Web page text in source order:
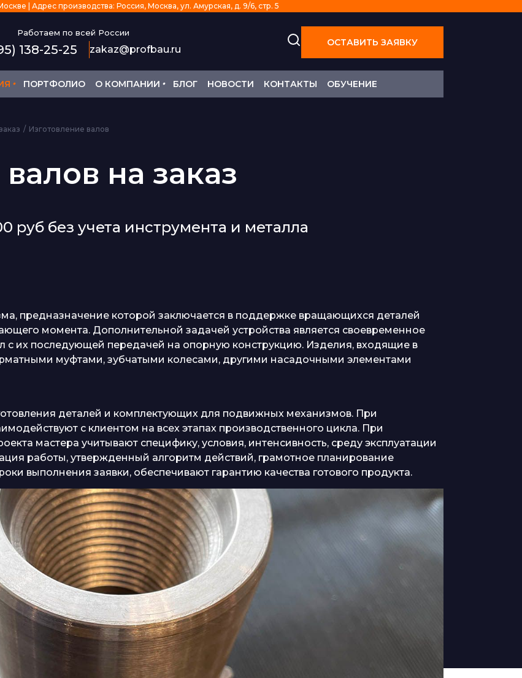
| Адрес производства: Россия, Москва, ул. Амурская, д. 9/6, стр. 5
Работаем по всей России
138-25-25 zakaz@profbau.ru
ОСТАВИТЬ ЗАЯВКУ
• ПОРТФОЛИО О КОМПАНИИ • БЛОГ НОВОСТИ КОНТАКТЫ ОБУЧЕНИЕ
Изготовление валов
на заказ
руб без учета инструмента и металла
предназначение которой заключается в поддержке вращающихся деталей
момента. Дополнительной задачей устройства является своевременное
с их последующей передачей на опорную конструкцию. Изделия, входящие в
муфтами, зубчатыми колесами, другими насадочными элементами
деталей и комплектующих для подвижных механизмов. При
с клиентом на всех этапах производственного цикла. При
мастера учитывают специфику, условия, интенсивность, среду эксплуатации
работы, утвержденный алгоритм действий, грамотное планирование
выполнения заявки, обеспечивают гарантию качества готового продукта.